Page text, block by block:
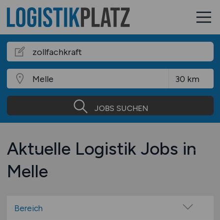
JOBS SUCHEN
Aktuelle Logistik Jobs in
Melle
Bereich